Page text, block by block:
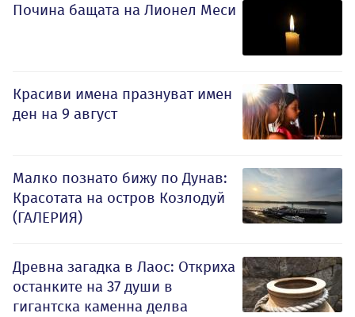
Почина бащата на Лионел Меси
Красиви имена празнуват имен
ден на 9 август
Малко познато бижу по Дунав:
Красотата на остров Козлодуй
(ГАЛЕРИЯ)
Древна загадка в Лаос: Откриха
останките на 37 души в
гигантска каменна делва